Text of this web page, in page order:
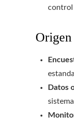
control
Datos